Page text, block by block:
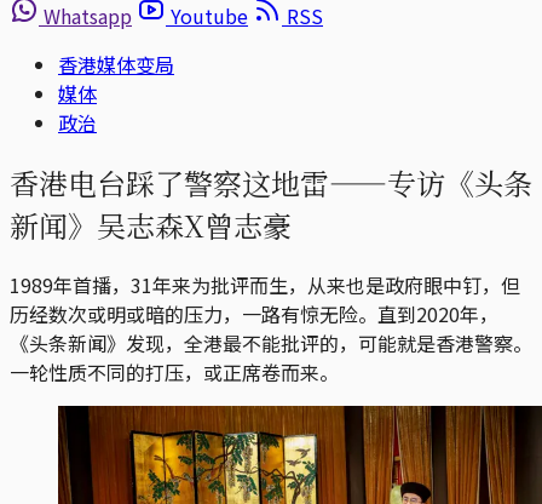
Whatsapp
Youtube
RSS
香港媒体变局
媒体
政治
香港电台踩了警察这地雷——专访《头条
新闻》吴志森X曾志豪
1989年首播，31年来为批评而生，从来也是政府眼中钉，但
历经数次或明或暗的压力，一路有惊无险。直到2020年，
《头条新闻》发现，全港最不能批评的，可能就是香港警察。
一轮性质不同的打压，或正席卷而来。